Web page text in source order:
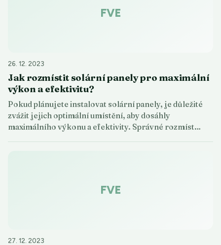
FVE
26. 12. 2023
Jak rozmístit solární panely pro maximální
výkon a efektivitu?
Pokud plánujete instalovat solární panely, je důležité
zvážit jejich optimální umístění, aby dosáhly
maximálního výkonu a efektivity. Správné rozmíst…
FVE
27. 12. 2023